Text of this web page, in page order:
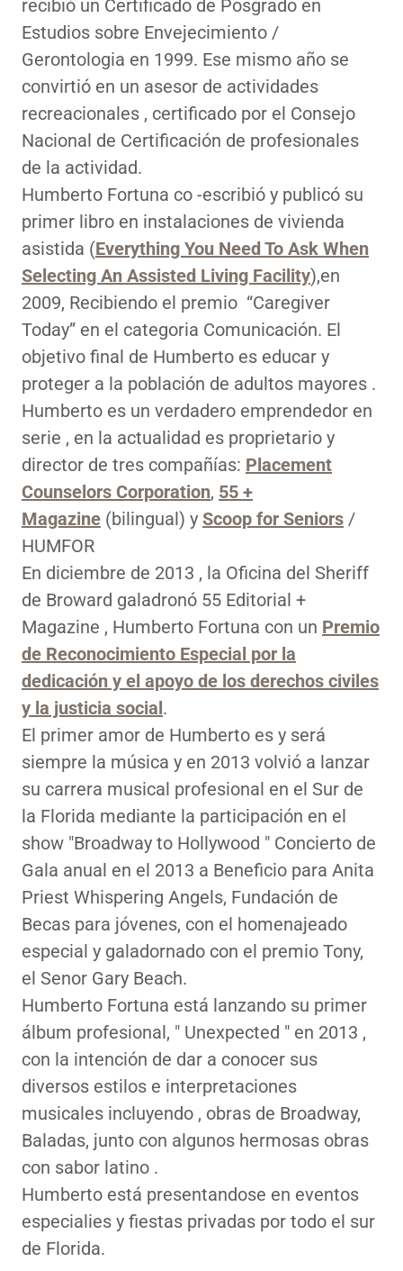
recibió un Certificado de Posgrado en
Estudios sobre Envejecimiento /
Gerontologia en 1999. Ese mismo año se
convirtió en un asesor de actividades
recreacionales , certificado por el Consejo
Nacional de Certificación de profesionales
de la actividad.
Humberto Fortuna co -escribió y publicó su
primer libro en instalaciones de vivienda
asistida (Everything You Need To Ask When
Selecting An Assisted Living Facility),en
2009, Recibiendo el premio “Caregiver
Today” en el categoria Comunicación. El
objetivo final de Humberto es educar y
proteger a la población de adultos mayores .
Humberto es un verdadero emprendedor en
serie , en la actualidad es proprietario y
director de tres compañías: Placement
Counselors Corporation, 55 +
Magazine (bilingual) y Scoop for Seniors /
HUMFOR
En diciembre de 2013 , la Oficina del Sheriff
de Broward galadronó 55 Editorial +
Magazine , Humberto Fortuna con un Premio
de Reconocimiento Especial por la
dedicación y el apoyo de los derechos civiles
y la justicia social.
El primer amor de Humberto es y será
siempre la música y en 2013 volvió a lanzar
su carrera musical profesional en el Sur de
la Florida mediante la participación en el
show "Broadway to Hollywood " Concierto de
Gala anual en el 2013 a Beneficio para Anita
Priest Whispering Angels, Fundación de
Becas para jóvenes, con el homenajeado
especial y galadornado con el premio Tony,
el Senor Gary Beach.
Humberto Fortuna está lanzando su primer
álbum profesional, " Unexpected " en 2013 ,
con la intención de dar a conocer sus
diversos estilos e interpretaciones
musicales incluyendo , obras de Broadway,
Baladas, junto con algunos hermosas obras
con sabor latino .
Humberto está presentandose en eventos
especialies y fiestas privadas por todo el sur
de Florida.